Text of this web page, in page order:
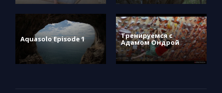
Aquasolo Episode 1 Тренируемся с
Адамом Ондрой